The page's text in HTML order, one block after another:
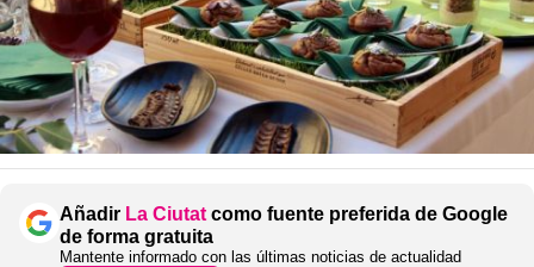
Añadir La Ciutat como fuente preferida de Google
de forma gratuita
Mantente informado con las últimas noticias de actualidad